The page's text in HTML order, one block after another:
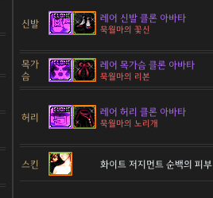
신발 레어 신발 클론 아바타
묵월마의 꽃신
목가
슴
레어 목가슴 클론 아바타
묵월마의 리본
허리 레어 허리 클론 아바타
묵월마의 노리개
스킨 화이트 저지먼트 순백의 피부